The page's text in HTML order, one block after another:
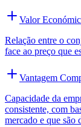
Valor
Relação entre o
face ao preço que
Vantagem
Capacidade da
consistente, com
mercado e que são